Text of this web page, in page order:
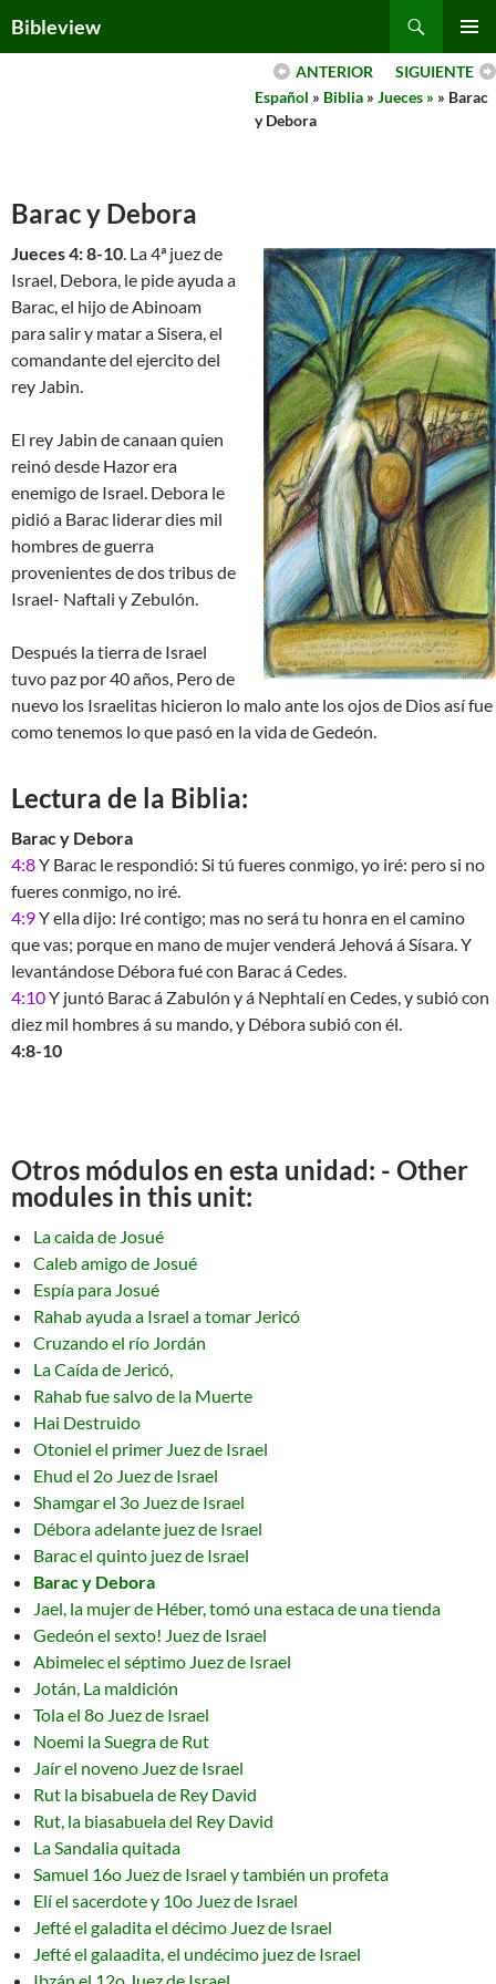
toBibleview
MENU
SIGUIENTE
ANTERIOR
Español » Biblia » Jueces » » Barac
y Debora
Barac y Debora
Jueces 4: 8-10. La 4ª juez de
Israel, Debora, le pide ayuda a
Barac, el hijo de Abinoam
para salir y matar a Sisera, el
comandante del ejercito del
rey Jabin.
El rey Jabin de canaan quien
reinó desde Hazor era
enemigo de Israel. Debora le
pidió a Barac liderar dies mil
hombres de guerra
provenientes de dos tribus de
Israel- Naftali y Zebulón.
Después la tierra de Israel
tuvo paz por 40 años, Pero de
nuevo los Israelitas hicieron lo malo ante los ojos de Dios así fue
como tenemos lo que pasó en la vida de Gedeón.
Lectura de la Biblia:
Barac y Debora
4:8Y Barac le respondió: Si tú fueres conmigo, yo iré: pero si no
fueres conmigo, no iré.
4:9Y ella dijo: Iré contigo; mas no será tu honra en el camino
que vas; porque en mano de mujer venderá Jehová á Sísara. Y
levantándose Débora fué con Barac á Cedes.
4:10Y juntó Barac á Zabulón y á Nephtalí en Cedes, y subió con
diez mil hombres á su mando, y Débora subió con él.
4:8-10
Otros módulos en esta unidad: - Other
modules in this unit:
La caida de Josué
Caleb amigo de Josué
Espía para Josué
Rahab ayuda a Israel a tomar Jericó
Cruzando el río Jordán
La Caída de Jericó,
Rahab fue salvo de la Muerte
Hai Destruido
Otoniel el primer Juez de Israel
Ehud el 2o Juez de Israel
Shamgar el 3o Juez de Israel
Débora adelante juez de Israel
Barac el quinto juez de Israel
Barac y Debora
Jael, la mujer de Héber, tomó una estaca de una tienda
Gedeón el sexto! Juez de Israel
Abimelec el séptimo Juez de Israel
Jotán, La maldición
Tola el 8o Juez de Israel
Noemi la Suegra de Rut
Jaír el noveno Juez de Israel
Rut la bisabuela de Rey David
Rut, la biasabuela del Rey David
La Sandalia quitada
Samuel 16o Juez de Israel y también un profeta
Elí el sacerdote y 10o Juez de Israel
Jefté el galadita el décimo Juez de Israel
Jefté el galaadita, el undécimo juez de Israel